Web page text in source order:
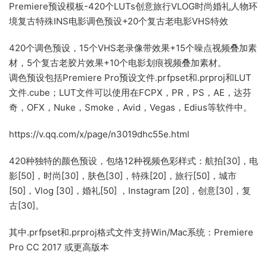
Premiere预设模板-420个LUTs创意旅行VLOG时尚婚礼人物环
境复古特殊INS电影调色预设+20个复古老电影VHS特效
420个调色预设，15个VHS老录像带效果+15个噪点视频叠加素
材，5个复古老胶片效果+10个电影划痕视频叠加素材。
调色预设包括Premiere Pro预设文件.prfpset和.prproj和LUT
文件.cube；LUT文件可以使用在FCPX，PR，PS，AE，达芬
奇，OFX，Nuke，Smoke，Avid，Vegas，Edius等软件中。
https://v.qq.com/x/page/n3019dhc55e.html
420种独特的颜色预设，包络12种视频色彩样式：航拍[30]，电
影[50]，时尚[30]，肤色[30]，特殊[20]，旅行[50]，城市
[50]，Vlog [30]，婚礼[50] ，Instagram [20]，创意[30]，复
古[30]。
其中.prfpset和.prproj格式文件支持Win/Mac系统：Premiere
Pro CC 2017 或更高版本